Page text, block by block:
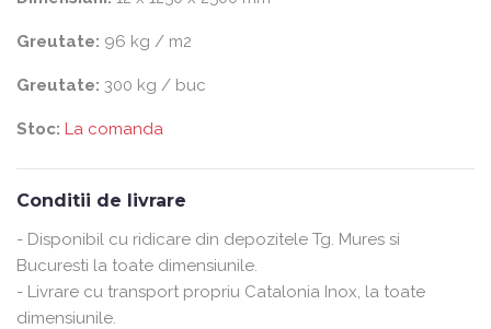
Greutate: 96 kg / m2
Greutate: 300 kg / buc
Stoc: La comanda
Conditii de livrare
- Disponibil cu ridicare din depozitele Tg. Mures si
Bucuresti la toate dimensiunile.
- Livrare cu transport propriu Catalonia Inox, la toate
dimensiunile.